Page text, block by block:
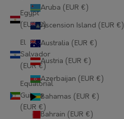
Egypt
(EUR €)
El
Salvador
(EUR €)
Equatorial
Guinea
(EUR €)
Aruba (EUR €)
Ascension Island (EUR €)
Australia (EUR €)
Austria (EUR €)
Azerbaijan (EUR €)
Bahamas (EUR €)
Bahrain (EUR €)